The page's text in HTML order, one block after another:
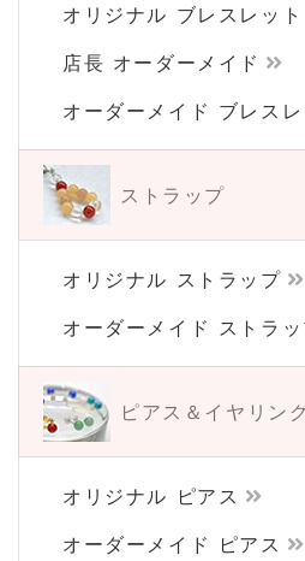
オリジナル ブレスレット
店長 オーダーメイド
オーダーメイド ブレスレ
ストラップ
オリジナル ストラップ
オーダーメイド ストラ
ピアス＆イヤリン
オリジナル ピアス
オーダーメイド ピアス